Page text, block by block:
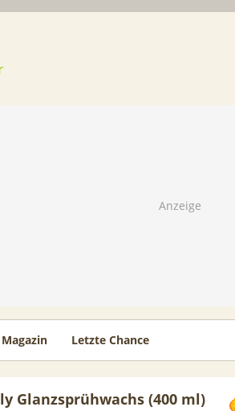
Magazin Letzte Chance
Glanzsprühwachs (400 ml)